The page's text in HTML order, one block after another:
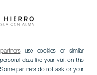
use cookies or similar
data like your visit on this
partners do not ask for your